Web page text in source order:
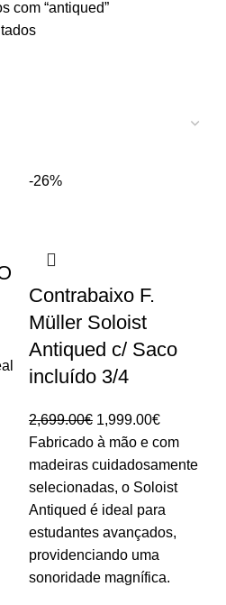
com “antiqued”
-26%
Contrabaixo F.
Müller Soloist
Antiqued c/ Saco
incluído 3/4
2,699.00€ O
preço
original
era:
2,699.00€.
1,999.00€O
preço
atual
é:
1,999.00€.
Fabricado à mão e com
madeiras cuidadosamente
selecionadas, o Soloist
Antiqued é ideal para
estudantes avançados,
providenciando uma
sonoridade magnífica.